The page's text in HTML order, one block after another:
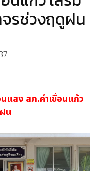
รช่วงฤดูฝน
แสง สภ.คำเขื่อนแก้ว
น